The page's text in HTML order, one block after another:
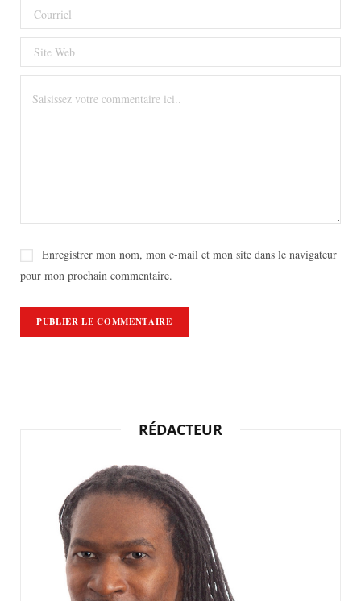
Enregistrer mon nom, mon e-mail et mon site dans le navigateur
pour mon prochain commentaire.
RÉDACTEUR